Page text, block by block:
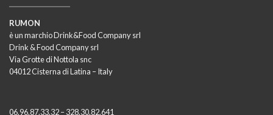
RUMON
è un marchio Drink&Food Company srl
Drink & Food Company srl
Via Grotte di Nottola snc
04012 Cisterna di Latina – Italy
06.96.87.33.32 – 328.30.82.641